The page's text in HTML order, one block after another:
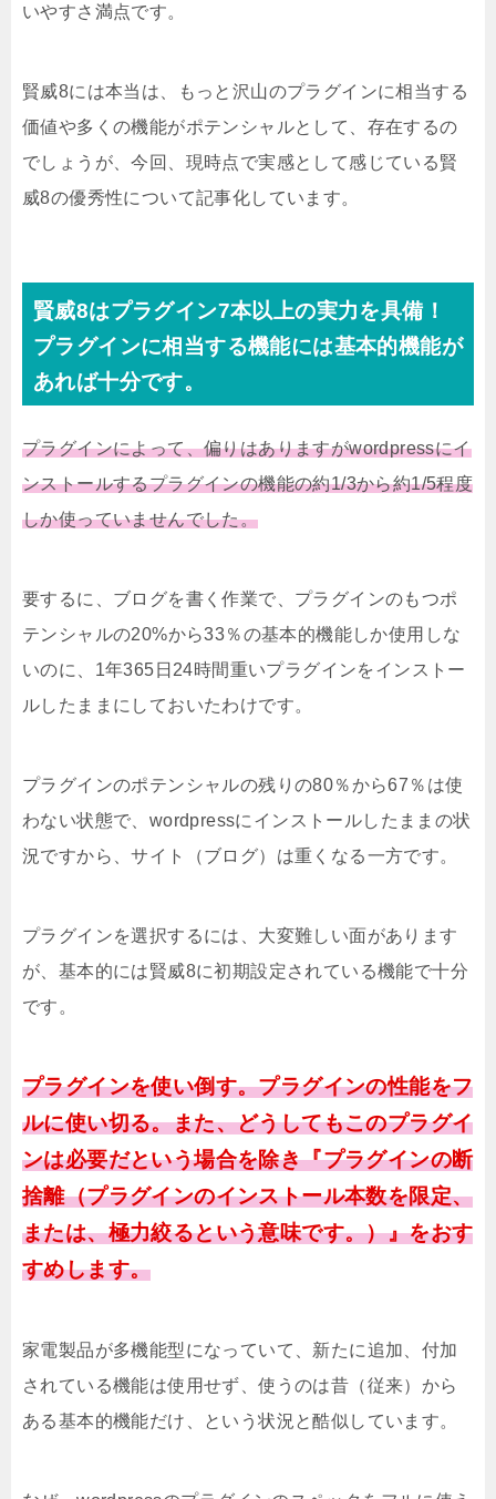
いやすさ満点です。
賢威8には本当は、もっと沢山のプラグインに相当する
価値や多くの機能がポテンシャルとして、存在するの
でしょうが、今回、現時点で実感として感じている賢
威8の優秀性について記事化しています。
賢威8はプラグイン7本以上の実力を具備！
プラグインに相当する機能には基本的機能が
あれば十分です。
プラグインによって、偏りはありますがwordpressにイ
ンストールするプラグインの機能の約1/3から約1/5程度
しか使っていませんでした。
要するに、ブログを書く作業で、プラグインのもつポ
テンシャルの20%から33％の基本的機能しか使用しな
いのに、1年365日24時間重いプラグインをインストー
ルしたままにしておいたわけです。
プラグインのポテンシャルの残りの80％から67％は使
わない状態で、wordpressにインストールしたままの状
況ですから、サイト（ブログ）は重くなる一方です。
プラグインを選択するには、大変難しい面があります
が、基本的には賢威8に初期設定されている機能で十分
です。
プラグインを使い倒す。プラグインの性能をフ
ルに使い切る。また、どうしてもこのプラグイ
ンは必要だという場合を除き『プラグインの断
捨離（プラグインのインストール本数を限定、
または、極力絞るという意味です。）』をおす
すめします。
家電製品が多機能型になっていて、新たに追加、付加
されている機能は使用せず、使うのは昔（従来）から
ある基本的機能だけ、という状況と酷似しています。